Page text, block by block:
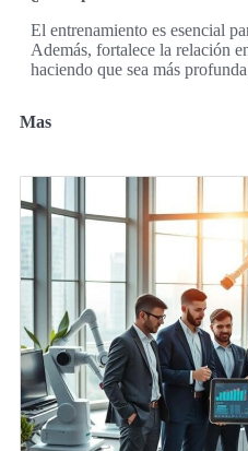
El entrenamiento es esencial
Además, fortalece la relación
haciendo que sea más
Mas